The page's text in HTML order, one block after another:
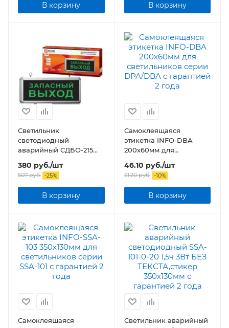
В корзину В корзину
Светильник
светодиодный
аварийный СДБО-215
"ЗАПАСНЫЙ ВЫХОД" 3
часа NI-CD AC/DC
380 руб./шт
507руб. -25%
В корзину
Самоклеящаяся
этикетка INFO-DBA
200х60мм для
светильников серии
DPA/DBA
46.10 руб./шт
51.20руб. -10%
В корзину
Самоклеящаяся
Светильник аварийный